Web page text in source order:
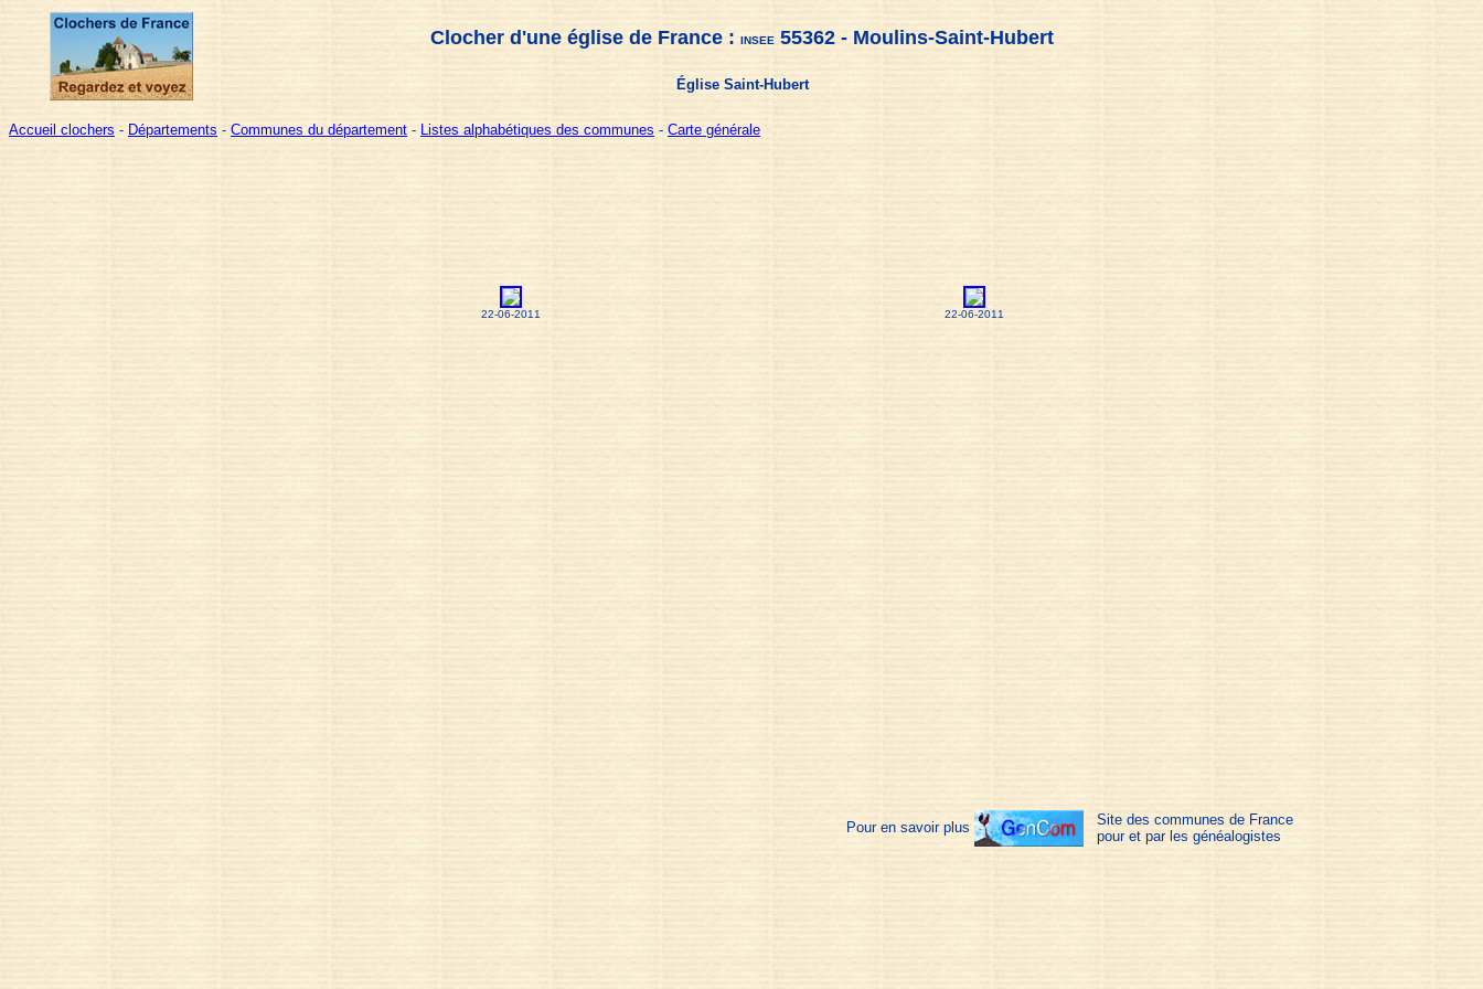
Clocher d'une église de France : INSEE 55362 - Moulins-Saint-Hubert
Église Saint-Hubert
Accueil clochers - Départements - Communes du département - Listes alphabétiques des communes - Carte générale
22-06-2011 22-06-2011
Pour en savoir plus
Site des communes de France
pour et par les généalogistes